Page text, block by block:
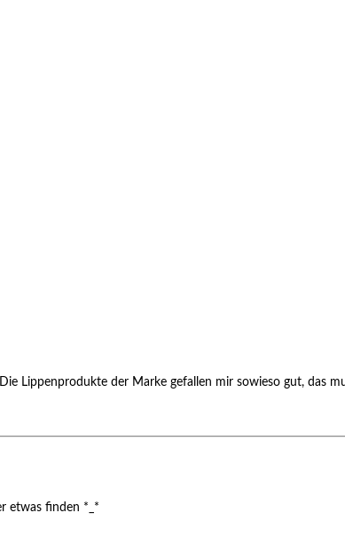
Lippenprodukte der Marke gefallen mir sowieso gut, das
etwas finden *_*